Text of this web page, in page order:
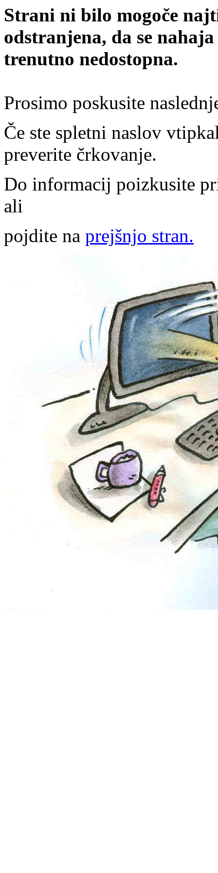
Strani ni bilo mogoče
odstranjena, da se
trenutno nedostopna.
Prosimo poskusite
Če ste spletni naslov
preverite črkovanje.
Do informacij poizkusite
ali
pojdite na prejšnjo stran.